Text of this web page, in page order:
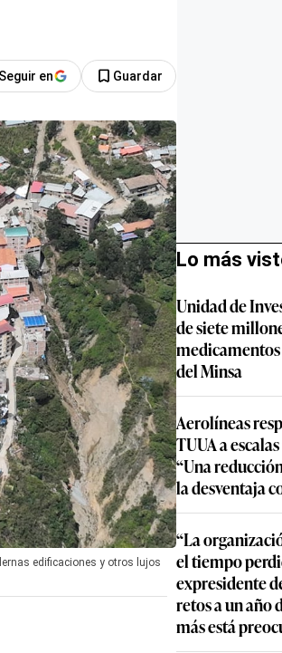
Seguir en Guardar
edificaciones y otros lujos
Lo más
Unidad de
de siete
medicamentos
del Minsa
Aerolíneas
TUUA a
“Una
la desventaja
“La
el tiempo
expresidente
retos a un año
más está